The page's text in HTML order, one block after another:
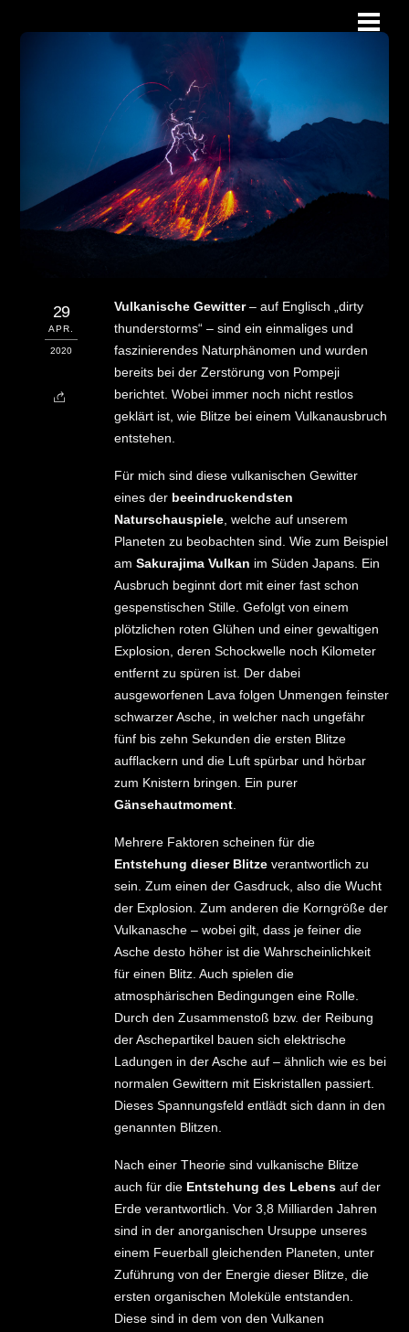
29
APR.
2020
Vulkanische Gewitter– auf Englisch „dirty
thunderstorms“ – sind ein einmaliges und
faszinierendes Naturphänomen und wurden
bereits bei der Zerstörung von Pompeji
berichtet. Wobei immer noch nicht restlos
geklärt ist, wie Blitze bei einem Vulkanausbruch
entstehen.
Für mich sind diese vulkanischen Gewitter
eines der beeindruckendsten
Naturschauspiele, welche auf unserem
Planeten zu beobachten sind. Wie zum Beispiel
am Sakurajima Vulkan im Süden Japans. Ein
Ausbruch beginnt dort mit einer fast schon
gespenstischen Stille. Gefolgt von einem
plötzlichen roten Glühen und einer gewaltigen
Explosion, deren Schockwelle noch Kilometer
entfernt zu spüren ist. Der dabei
ausgeworfenen Lava folgen Unmengen feinster
schwarzer Asche, in welcher nach ungefähr
fünf bis zehn Sekunden die ersten Blitze
aufflackern und die Luft spürbar und hörbar
zum Knistern bringen. Ein purer
Gänsehautmoment.
Mehrere Faktoren scheinen für die
Entstehung dieser Blitzeverantwortlich zu
sein. Zum einen der Gasdruck, also die Wucht
der Explosion. Zum anderen die Korngröße der
Vulkanasche – wobei gilt, dass je feiner die
Asche desto höher ist die Wahrscheinlichkeit
für einen Blitz. Auch spielen die
atmosphärischen Bedingungen eine Rolle.
Durch den Zusammenstoß bzw. der Reibung
der Aschepartikel bauen sich elektrische
Ladungen in der Asche auf – ähnlich wie es bei
normalen Gewittern mit Eiskristallen passiert.
Dieses Spannungsfeld entlädt sich dann in den
genannten Blitzen.
Nach einer Theorie sind vulkanische Blitze
auch für die Entstehung des Lebensauf der
Erde verantwortlich. Vor 3,8 Milliarden Jahren
sind in der anorganischen Ursuppe unseres
einem Feuerball gleichenden Planeten, unter
Zuführung von der Energie dieser Blitze, die
ersten organischen Moleküle entstanden.
Diese sind in dem von den Vulkanen